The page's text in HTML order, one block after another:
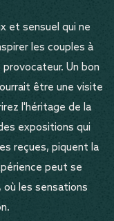
et sensuel qui ne
les couples à
Un bon
être une visite
l'héritage de la
expositions qui
reçues, piquent la
peut se
où les sensations